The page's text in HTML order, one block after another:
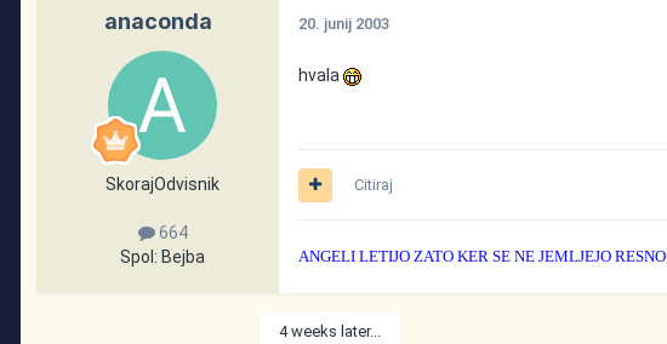
anaconda
SkorajOdvisnik
664
Spol: Bejba
20. junij 2003
hvala
Citiraj
ANGELI LETIJO ZATO KER SE NE JEMLJEJO RESNO
4 weeks later...